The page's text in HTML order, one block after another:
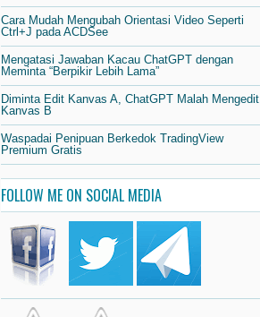
Cara Mudah Mengubah Orientasi Video Seperti
Ctrl+J pada ACDSee
Mengatasi Jawaban Kacau ChatGPT dengan
Meminta “Berpikir Lebih Lama”
Diminta Edit Kanvas A, ChatGPT Malah Mengedit
Kanvas B
Waspadai Penipuan Berkedok TradingView
Premium Gratis
FOLLOW ME ON SOCIAL MEDIA